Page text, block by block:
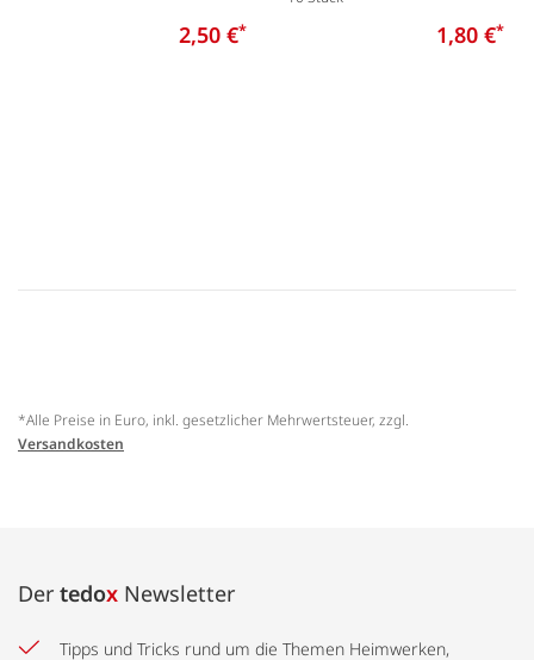
2,50 €* 1,80 €*
*Alle Preise in Euro, inkl. gesetzlicher Mehrwertsteuer, zzgl.
Versandkosten
Der tedox Newsletter
Tipps und Tricks rund um die Themen Heimwerken,